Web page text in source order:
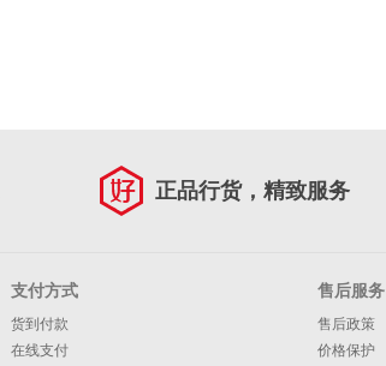
正品行货，精致服务
支付方式
货到付款
在线支付
售后服务
售后政策
价格保护